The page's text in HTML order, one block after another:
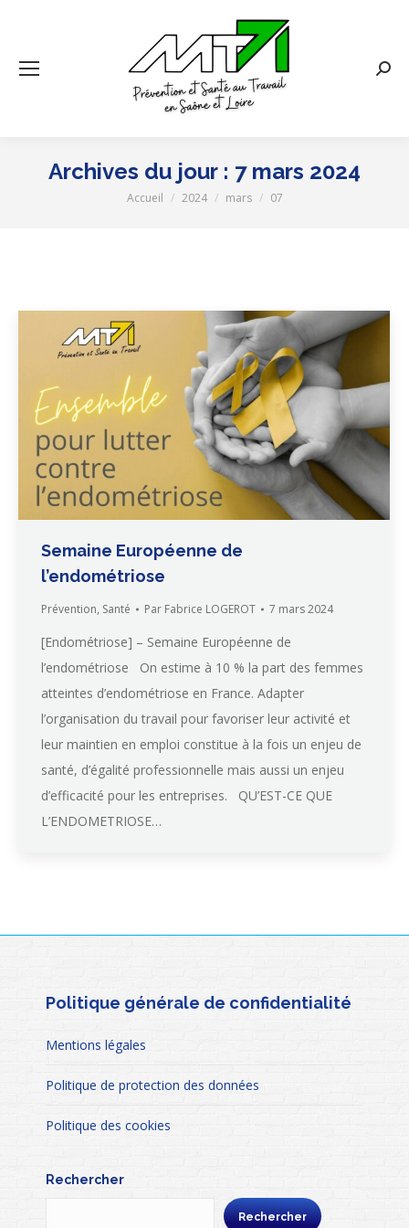
Archives du jour : 7 mars 2024
Vous êtes ici :
Accueil 2024 mars 07
Semaine Européenne de
l’endométriose
Prévention, Santé Par Fabrice LOGEROT 7 mars 2024
[Endométriose] – Semaine Européenne de
l’endométriose On estime à 10 % la part des femmes
atteintes d’endométriose en France. Adapter
l’organisation du travail pour favoriser leur activité et
leur maintien en emploi constitue à la fois un enjeu de
santé, d’égalité professionnelle mais aussi un enjeu
d’efficacité pour les entreprises. QU’EST-CE QUE
L’ENDOMETRIOSE…
Politique générale de confidentialité
Mentions légales
Politique de protection des données
Politique des cookies
Rechercher
Rechercher